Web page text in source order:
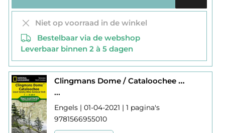
Niet op voorraad in de winkel
Bestelbaar via de webshop
Leverbaar binnen 2 à 5 dagen
Clingmans Dome / Cataloochee 317
...
Engels | 01-04-2021 | 1 pagina's
9781566955010